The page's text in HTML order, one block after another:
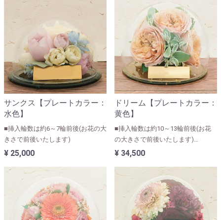
サンクス【プレートカラー：
水色】
■挿入輪数は約6～7輪前後(お花の大
きさで前後いたします)
¥ 25,000
ドリーム【プレートカラー：
黄色】
■挿入輪数は約10～13輪前後(お花
の大きさで前後いたします)
■ユリ・カサブランカなど大きなお
¥ 34,500